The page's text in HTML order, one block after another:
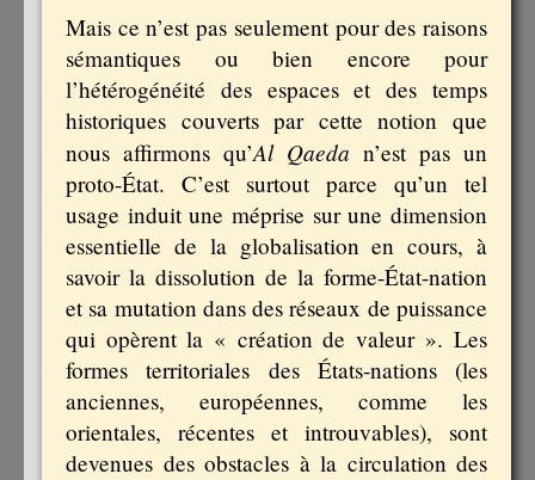
Mais ce n’est pas seulement pour des raisons
sémantiques ou bien encore pour
l’hétérogénéité des espaces et des temps
historiques couverts par cette notion que
nous affirmons qu’Al Qaeda n’est pas un
proto-État. C’est surtout parce qu’un tel
usage induit une méprise sur une dimension
essentielle de la globalisation en cours, à
savoir la dissolution de la forme-État-nation
et sa mutation dans des réseaux de puissance
qui opèrent la « création de valeur ». Les
formes territoriales des États-nations (les
anciennes, européennes, comme les
orientales, récentes et introuvables), sont
devenues des obstacles à la circulation des